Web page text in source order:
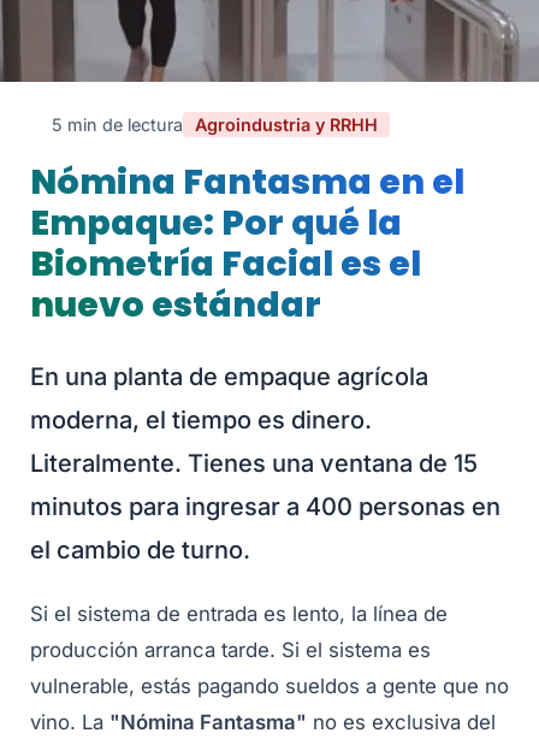
5 min de lectura Agroindustria y RRHH
Nómina Fantasma en el
Empaque: Por qué la
Biometría Facial es el
nuevo estándar
En una planta de empaque agrícola
moderna, el tiempo es dinero.
Literalmente. Tienes una ventana de 15
minutos para ingresar a 400 personas en
el cambio de turno.
Si el sistema de entrada es lento, la línea de
producción arranca tarde. Si el sistema es
vulnerable, estás pagando sueldos a gente que no
vino. La "Nómina Fantasma" no es exclusiva del